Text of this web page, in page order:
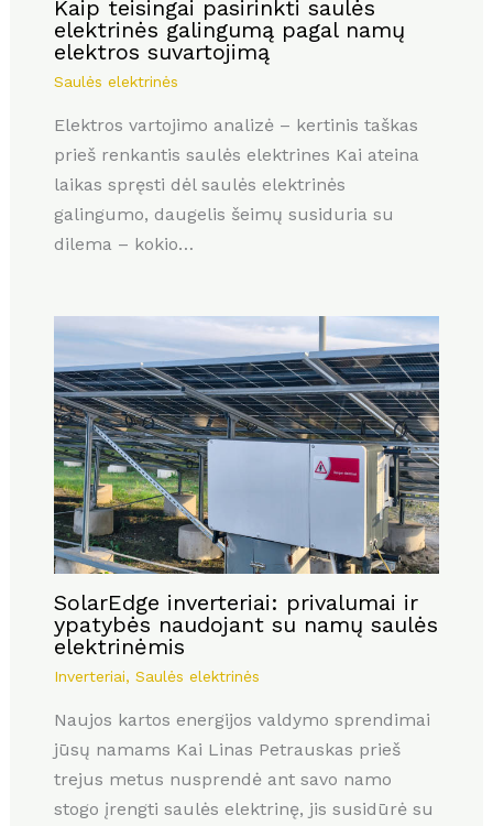
Kaip teisingai pasirinkti saulės
elektrinės galingumą pagal namų
elektros suvartojimą
Saulės elektrinės
Elektros vartojimo analizė – kertinis taškas
prieš renkantis saulės elektrines Kai ateina
laikas spręsti dėl saulės elektrinės
galingumo, daugelis šeimų susiduria su
dilema – kokio…
SolarEdge inverteriai: privalumai ir
ypatybės naudojant su namų saulės
elektrinėmis
Inverteriai, Saulės elektrinės
Naujos kartos energijos valdymo sprendimai
jūsų namams Kai Linas Petrauskas prieš
trejus metus nusprendė ant savo namo
stogo įrengti saulės elektrinę, jis susidūrė su